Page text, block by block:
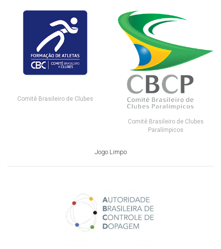
Comitê Brasileiro de Clubes
Comitê Brasileiro de Clubes
Paralímpicos
Jogo Limpo